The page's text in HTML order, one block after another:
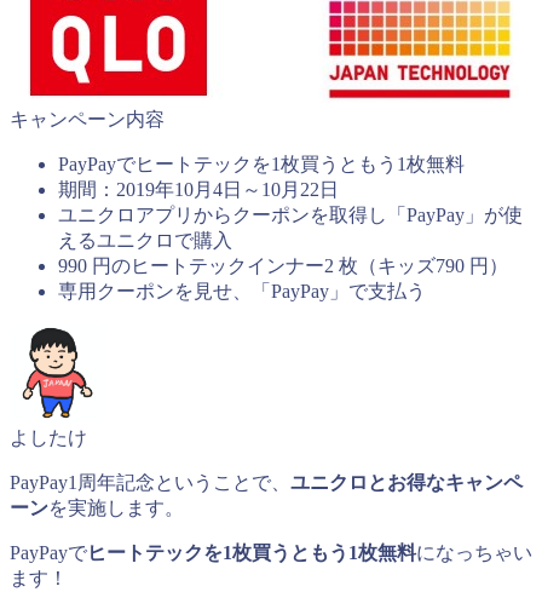
キャンペーン内容
PayPayでヒートテックを1枚買うともう1枚無料
期間：2019年10月4日～10月22日
ユニクロアプリからクーポンを取得し「PayPay」が使
えるユニクロで購入
990 円のヒートテックインナー2 枚（キッズ790 円）
専用クーポンを見せ、「PayPay」で支払う
よしたけ
PayPay1周年記念ということで、 ユニクロとお得なキャンペ
ーンを実施します。
PayPayでヒートテックを1枚買うともう1枚無料になっちゃい
ます！